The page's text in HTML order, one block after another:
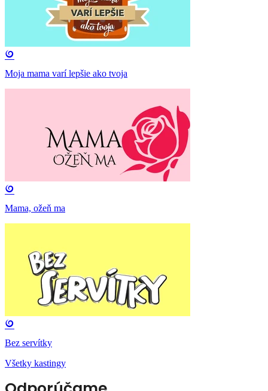
Moja mama varí lepšie ako tvoja
Mama, ožeň ma
Bez servítky
Všetky kastingy